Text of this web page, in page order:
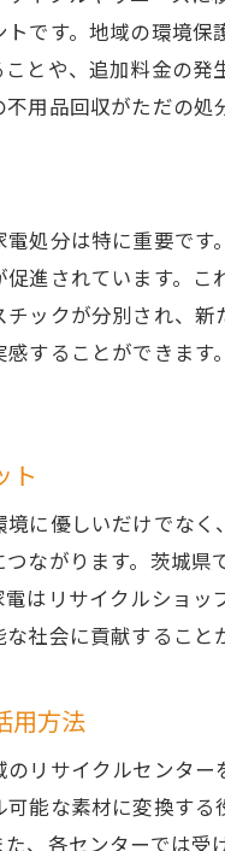
です。地域の環境
とや、追加料金の
用品回収がただの処
処分は特に重要で
進されています。
ックが分別され、
することができま
ト
に優しいだけでな
ながります。茨城
はリサイクルショ
社会に貢献するこ
用方法
リサイクルセンタ
能な素材に変換す
、各センターでは